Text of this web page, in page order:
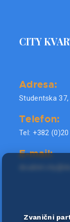
CITY
Adresa:
Studentska
Telefon:
Tel: +382
E-mail:
Zvanični